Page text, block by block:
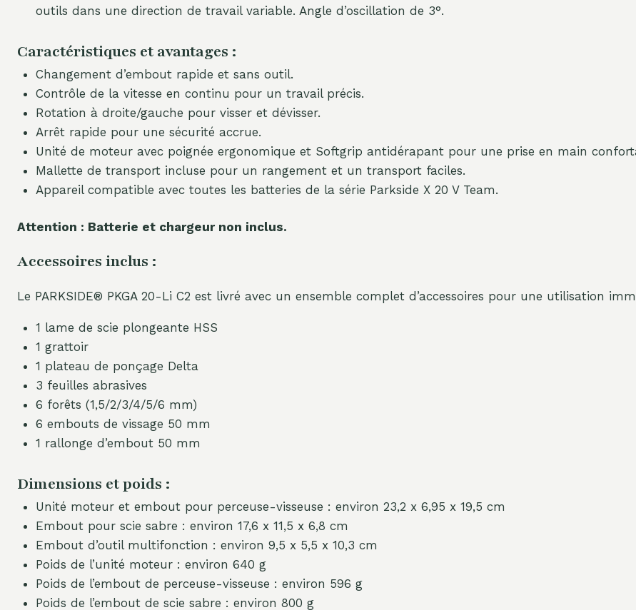
outils dans une direction de travail variable. Angle d’oscillation de 3°.
Caractéristiques et avantages :
Changement d’embout rapide et sans outil.
Contrôle de la vitesse en continu pour un travail précis.
Rotation à droite/gauche pour visser et dévisser.
Arrêt rapide pour une sécurité accrue.
Unité de moteur avec poignée ergonomique et Softgrip antidérapant pour une prise en main
Mallette de transport incluse pour un rangement et un transport faciles.
Appareil compatible avec toutes les batteries de la série Parkside X 20 V Team.
Attention : Batterie et chargeur non inclus.
Accessoires inclus :
Le PARKSIDE® PKGA 20-Li C2 est livré avec un ensemble complet d’accessoires pour une utilisation
1 lame de scie plongeante HSS
1 grattoir
1 plateau de ponçage Delta
3 feuilles abrasives
6 forêts (1,5/2/3/4/5/6 mm)
6 embouts de vissage 50 mm
1 rallonge d’embout 50 mm
Dimensions et poids :
Unité moteur et embout pour perceuse-visseuse : environ 23,2 x 6,95 x 19,5 cm
Embout pour scie sabre : environ 17,6 x 11,5 x 6,8 cm
Embout d’outil multifonction : environ 9,5 x 5,5 x 10,3 cm
Poids de l’unité moteur : environ 640 g
Poids de l’embout de perceuse-visseuse : environ 596 g
Poids de l’embout de scie sabre : environ 800 g